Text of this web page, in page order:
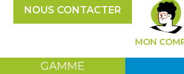
NOUS CONTACTER
MON
GAMME